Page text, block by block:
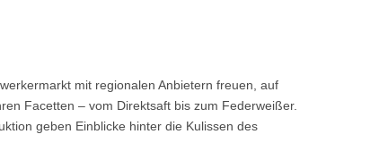
mit regionalen Anbietern freuen, auf
Facetten – vom Direktsaft bis zum Federweißer.
geben Einblicke hinter die Kulissen des